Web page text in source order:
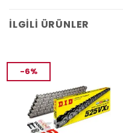
İLGILI ÜRÜNLER
-6%